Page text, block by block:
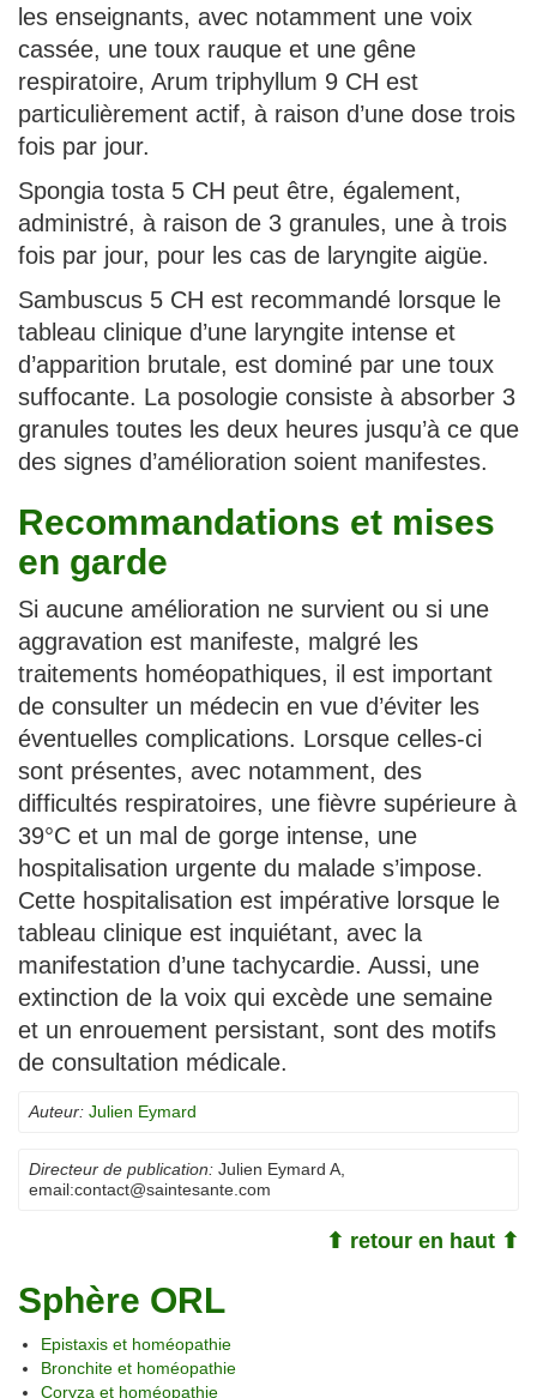
les enseignants, avec notamment une voix
cassée, une toux rauque et une gêne
respiratoire, Arum triphyllum 9 CH est
particulièrement actif, à raison d’une dose trois
fois par jour.
Spongia tosta 5 CH peut être, également,
administré, à raison de 3 granules, une à trois
fois par jour, pour les cas de laryngite aigüe.
Sambuscus 5 CH est recommandé lorsque le
tableau clinique d’une laryngite intense et
d’apparition brutale, est dominé par une toux
suffocante. La posologie consiste à absorber 3
granules toutes les deux heures jusqu’à ce que
des signes d’amélioration soient manifestes.
Recommandations et mises
en garde
Si aucune amélioration ne survient ou si une
aggravation est manifeste, malgré les
traitements homéopathiques, il est important
de consulter un médecin en vue d’éviter les
éventuelles complications. Lorsque celles-ci
sont présentes, avec notamment, des
difficultés respiratoires, une fièvre supérieure à
39°C et un mal de gorge intense, une
hospitalisation urgente du malade s’impose.
Cette hospitalisation est impérative lorsque le
tableau clinique est inquiétant, avec la
manifestation d’une tachycardie. Aussi, une
extinction de la voix qui excède une semaine
et un enrouement persistant, sont des motifs
de consultation médicale.
Auteur: Julien Eymard
Directeur de publication: Julien Eymard A,
email:contact@saintesante.com
⬆ retour en haut ⬆
Sphère ORL
Epistaxis et homéopathie
Bronchite et homéopathie
Coryza et homéopathie